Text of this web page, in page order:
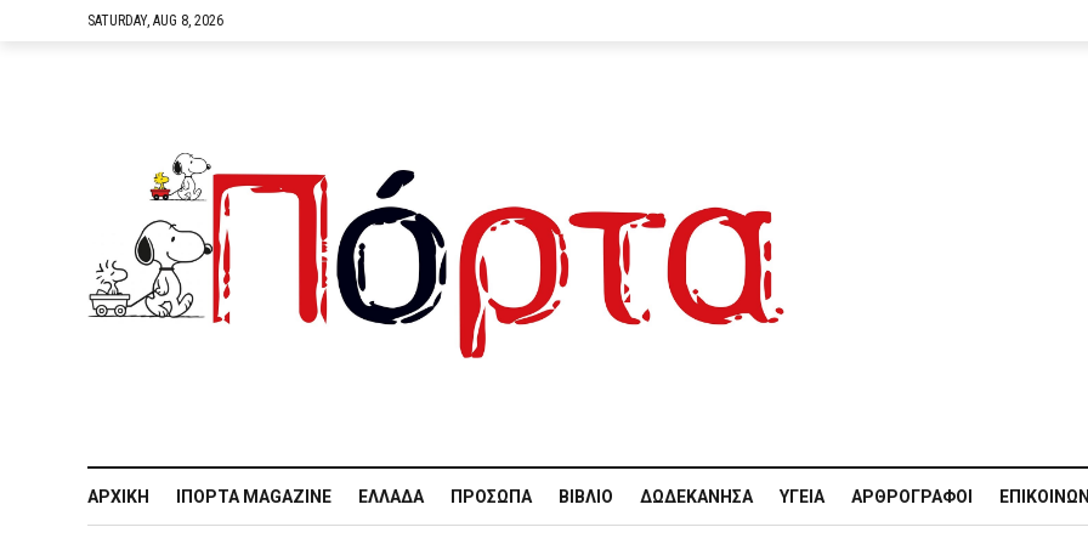
SATURDAY, AUG 8, 2026
ΑΡΧΙΚΉ IΠΌΡΤΑ MAGAZINE ΕΛΛΆΔΑ ΠΡΌΣΩΠΑ ΒΙΒΛΊΟ ΔΩΔΕΚΆΝΗΣΑ ΥΓΕΊΑ ΑΡΘΡΟΓΡΆΦΟΙ